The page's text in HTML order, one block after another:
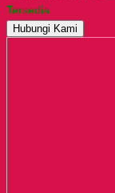
Tersedia
Hubungi Kami